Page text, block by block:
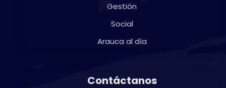
Gestión
Social
Arauca al día
Contáctanos